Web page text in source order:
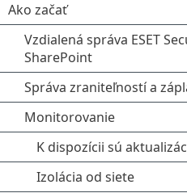
Ako začať
Vzdialená správa ESET
SharePoint
Správa zraniteľností a
Monitorovanie
K dispozícii sú
Izolácia od siete